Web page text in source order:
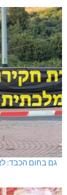
גם בחום הכבד: